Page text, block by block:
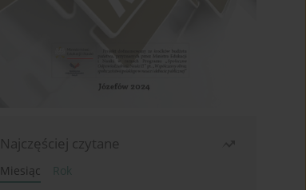
Najczęściej czytane
Miesiąc
Rok